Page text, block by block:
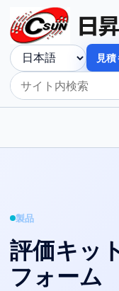
見積
製品
評価キッ
フォーム